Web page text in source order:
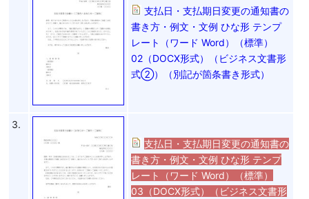
支払日・支払期日変更の通知書の
書き方・例文・文例 ひな形 テンプ
レート（ワード Word）（標準）
02（DOCX形式）（ビジネス文書形
式②）（別記が箇条書き形式）
3.
支払日・支払期日変更の通知書の
書き方・例文・文例 ひな形 テンプ
レート（ワード Word）（標準）
03（DOCX形式）（ビジネス文書形